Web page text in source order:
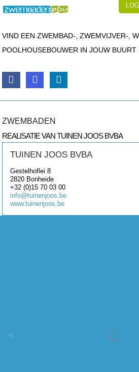
VIND EEN ZWEMBAD-, ZWEMVIJVER-,
POOLHOUSEBOUWER IN JOUW BUURT
ZWEMBADEN
REALISATIE VAN TUINEN JOOS BVBA
TUINEN JOOS BVBA
Gestelhoflei 8
2820 Bonheide
+32 (0)15 70 03 00
info@tuinenjoos.be
www.tuinenjoos.be